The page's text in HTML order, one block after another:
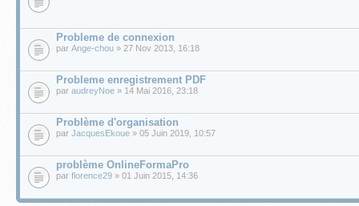
Probleme de connexion
par Ange-chou » 27 Nov 2013, 16:18
Probleme enregistrement PDF
par audreyNoe » 14 Mai 2016, 23:18
Problème d'organisation
par JacquesEkoue » 05 Juin 2019, 10:57
problème OnlineFormaPro
par florence29 » 01 Juin 2015, 14:36